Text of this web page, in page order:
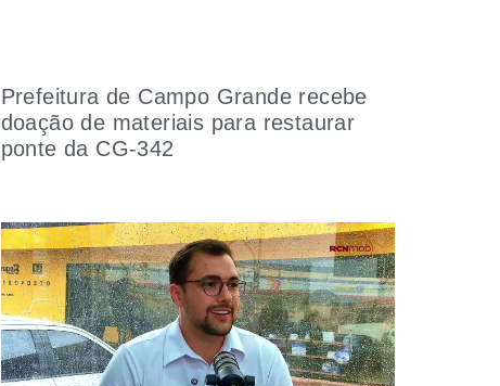
Prefeitura de Campo Grande recebe
doação de materiais para restaurar
ponte da CG-342